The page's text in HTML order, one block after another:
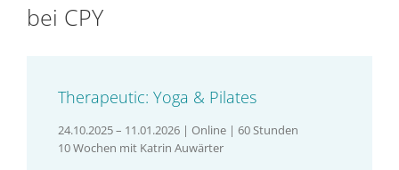
bei CPY
Therapeutic: Yoga & Pilates
24.10.2025 – 11.01.2026 | Online | 60 Stunden
10 Wochen mit Katrin Auwärter